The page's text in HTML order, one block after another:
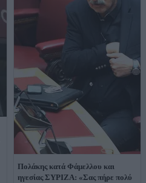
Πολάκης κατά Φάμελλου και
ηγεσίας ΣΥΡΙΖΑ: «Σας πήρε πολύ